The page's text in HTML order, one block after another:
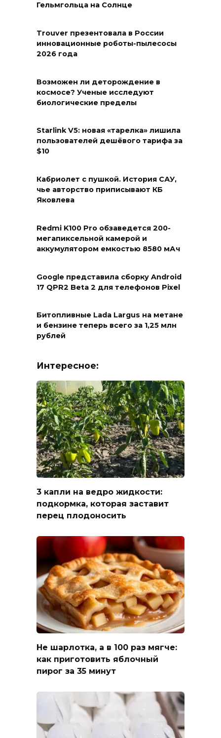
Гельмгольца на Солнце
Trouver презентовала в России
инновационные роботы-пылесосы
2026 года
Возможен ли деторождение в
космосе? Ученые исследуют
биологические пределы
Starlink V5: новая «тарелка» лишила
пользователей дешёвого тарифа за
$10
Кабриолет с пушкой. История САУ,
чье авторство приписывают КБ
Яковлева
Redmi K100 Pro обзаведется 200-
мегапиксельной камерой и
аккумулятором емкостью 8580 мАч
Google представила сборку Android
17 QPR2 Beta 2 для телефонов Pixel
Битопливные Lada Largus на метане
и бензине теперь всего за 1,25 млн
рублей
Интересное:
3 капли на ведро жидкости:
подкормка, которая заставит
перец плодоносить
Не шарлотка, а в 100 раз мягче:
как приготовить яблочный
пирог за 35 минут